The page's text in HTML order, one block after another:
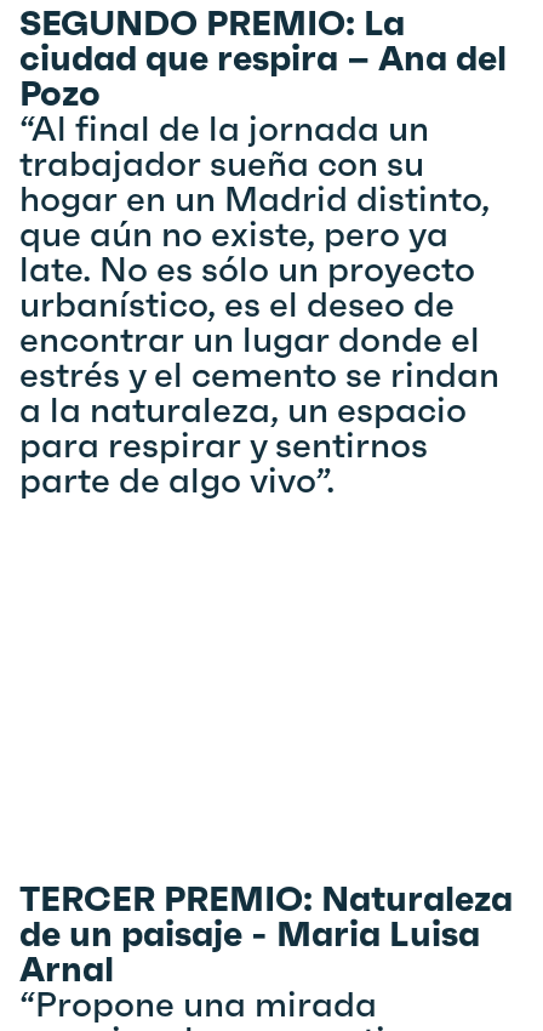
SEGUNDO PREMIO: La
ciudad que respira – Ana del
Pozo
“Al final de la jornada un
trabajador sueña con su
hogar en un Madrid distinto,
que aún no existe, pero ya
late. No es sólo un proyecto
urbanístico, es el deseo de
encontrar un lugar donde el
estrés y el cemento se rindan
a la naturaleza, un espacio
para respirar y sentirnos
parte de algo vivo”.
TERCER PREMIO: Naturaleza
de un paisaje - Maria Luisa
Arnal
“Propone una mirada